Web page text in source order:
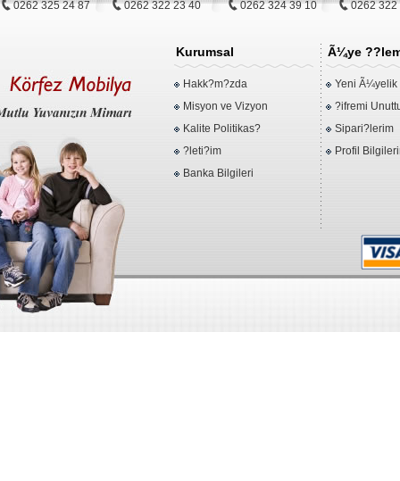
0262 325 24 87
0262 322 23 40
0262 324 39 10
0262 322
Kurumsal
Hakk?m?zda
Misyon ve Vizyon
Kalite Politikas?
?leti?im
Banka Bilgileri
Ã¼ye
Yeni Ã¼yelik
?ifremi
Sipari?lerim
Profil